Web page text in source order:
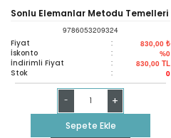
Sonlu Elemanlar Metodu Temelleri
Ve Yapı Mekaniğinde
Uygulamaları
9786053209324
Fiyat : 830,00 ₺
İskonto : %0
İndirimli Fiyat : 830,00 TL
Stok : 0
- +
Sepete Ekle